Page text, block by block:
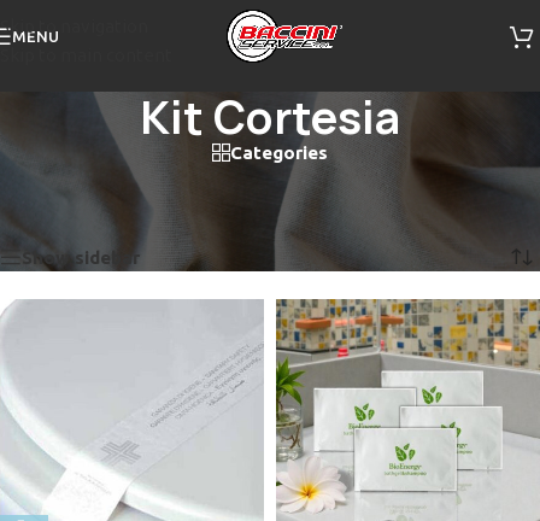
Skip to navigation
MENU
Kit Cortesia
Categories
Kit Cortesia
Visualizzazione di 13-13 di 13 risultati
Show sidebar